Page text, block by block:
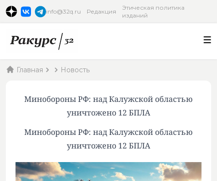
info@32q.ru Редакция
Этическая политика
изданий
Главная Новость
Минобороны РФ: над Калужской областью
уничтожено 12 БПЛА
Минобороны РФ: над Калужской областью
уничтожено 12 БПЛА